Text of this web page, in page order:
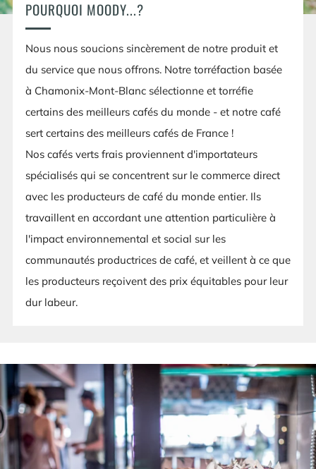
POURQUOI MOODY...?
Nous nous soucions sincèrement de notre produit et
du service que nous offrons. Notre torréfaction basée
à Chamonix-Mont-Blanc sélectionne et torréfie
certains des meilleurs cafés du monde - et notre café
sert certains des meilleurs cafés de France !
Nos cafés verts frais proviennent d'importateurs
spécialisés qui se concentrent sur le commerce direct
avec les producteurs de café du monde entier. Ils
travaillent en accordant une attention particulière à
l'impact environnemental et social sur les
communautés productrices de café, et veillent à ce que
les producteurs reçoivent des prix équitables pour leur
dur labeur.